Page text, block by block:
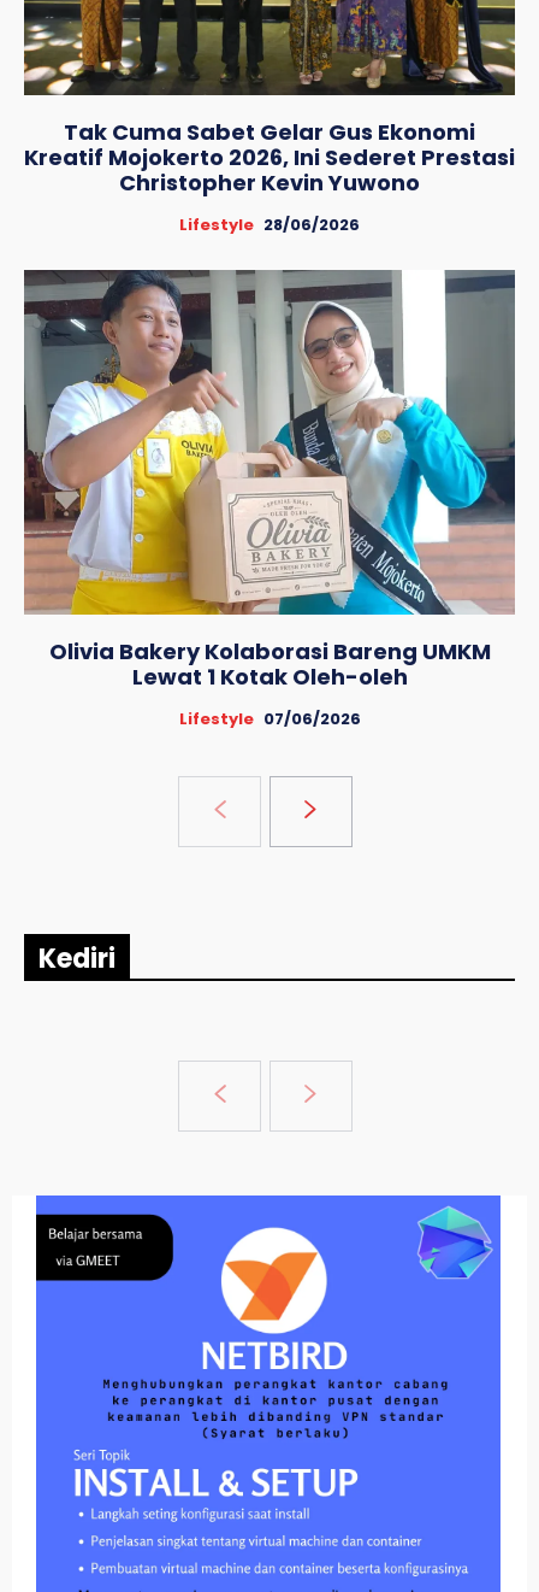
Tak Cuma Sabet Gelar Gus Ekonomi
Kreatif Mojokerto 2026, Ini Sederet Prestasi
Christopher Kevin Yuwono
Lifestyle 28/06/2026
Olivia Bakery Kolaborasi Bareng UMKM
Lewat 1 Kotak Oleh-oleh
Lifestyle 07/06/2026
Kediri